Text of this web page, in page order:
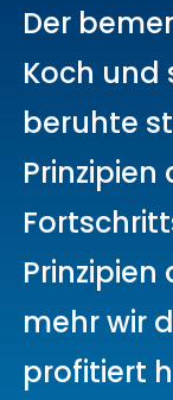
Der
Koch und
beruhte
mehr wir
profitiert